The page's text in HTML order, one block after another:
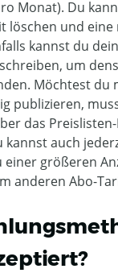
Monat). Du
löschen und eine
kannst du
um
Möchtest du
publizieren,
das
kannst auch
größeren
anderen Abo-